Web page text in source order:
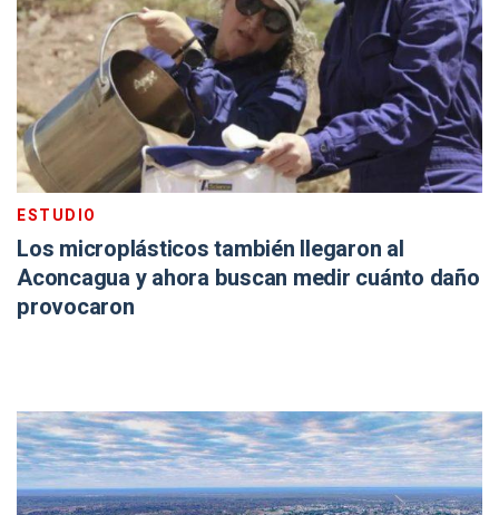
ESTUDIO
Los microplásticos también llegaron al
Aconcagua y ahora buscan medir cuánto daño
provocaron